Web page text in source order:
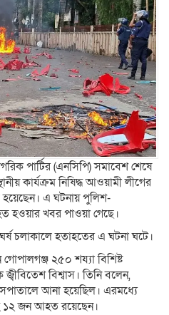
পার্টির (এনসিপি) সমাবেশ শেষে
কার্যক্রম নিষিদ্ধ আওয়ামী লীগের
হয়েছেন। এ ঘটনায় পুলিশ-
খবর পাওয়া গেছে।
চলাকালে হতাহতের এ ঘটনা ঘটে।
২৫০ শয্যা বিশিষ্ট
বিশ্বাস। তিনি বলেন,
আনা হয়েছিল। এরমধ্যে
১২ জন আহত রয়েছেন।